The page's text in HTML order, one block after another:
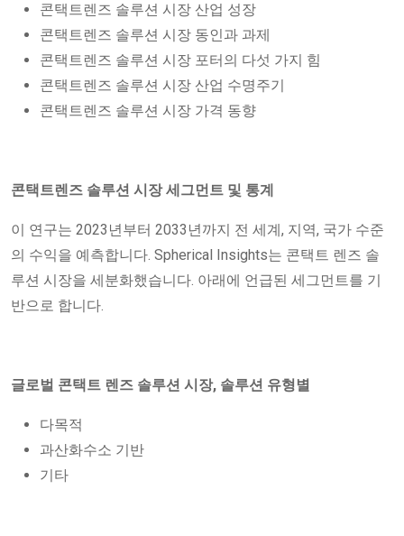
콘택트렌즈 솔루션 시장 산업 성장
콘택트렌즈 솔루션 시장 동인과 과제
콘택트렌즈 솔루션 시장 포터의 다섯 가지 힘
콘택트렌즈 솔루션 시장 산업 수명주기
콘택트렌즈 솔루션 시장 가격 동향
콘택트렌즈 솔루션 시장 세그먼트 및 통계
이 연구는 2023년부터 2033년까지 전 세계, 지역, 국가 수준
의 수익을 예측합니다. Spherical Insights는 콘택트 렌즈 솔
루션 시장을 세분화했습니다. 아래에 언급된 세그먼트를 기
반으로 합니다.
글로벌 콘택트 렌즈 솔루션 시장, 솔루션 유형별
다목적
과산화수소 기반
기타